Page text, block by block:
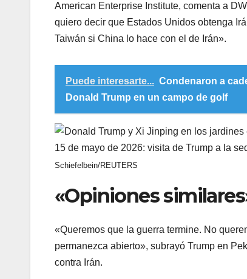
American Enterprise Institute, comenta a
quiero decir que Estados Unidos obtenga
Taiwán si China lo hace con el de Irán».
Puede interesarte... Condenaron a
Donald Trump en un campo de golf
15 de mayo de 2026: visita de Trump a la
Schiefelbein/REUTERS
«Opiniones
«Queremos que la guerra termine. No
permanezca abierto», subrayó Trump en
contra Irán.